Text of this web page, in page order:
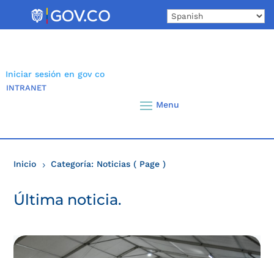
Iniciar sesión en gov co
INTRANET
Inicio 5 Categoría: Noticias ( Page )
Última noticia.